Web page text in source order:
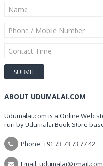
ABOUT UDUMALAI.COM
Udumalai.com is a Online Web
run by Udumalai Book Store
Phone: +91 73 73 73 77 42
Email: udumalai@gmail.com